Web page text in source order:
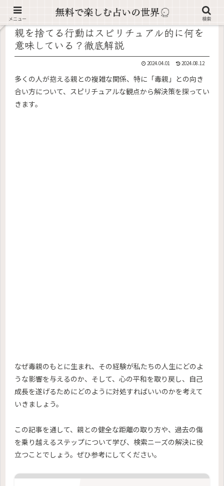
記事内に広告が含まれています。
親を捨てる行動はスピリチュアル的に何を
意味している？徹底解説
2024.04.01 2024.08.12
多くの人が抱える親との複雑な関係、特に「毒親」との向き
合い方について、スピリチュアルな観点から解決策を探ってい
きます。
なぜ毒親のもとに生まれ、その経験が私たちの人生にどのよ
うな影響を与えるのか、そして、心の平和を取り戻し、自己
成長を遂げるためにどのように対処すればいいのかを考えて
いきましょう。
この記事を通して、親との健全な距離の取り方や、過去の傷
を乗り越えるステップについて学び、検索ニーズの解決に役
立つことでしょう。ぜひ参考にしてください。
メニュー 検索